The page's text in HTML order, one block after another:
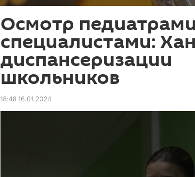
Осмотр
специалистами:
диспансеризации
школьников
18:48 16.01.2024